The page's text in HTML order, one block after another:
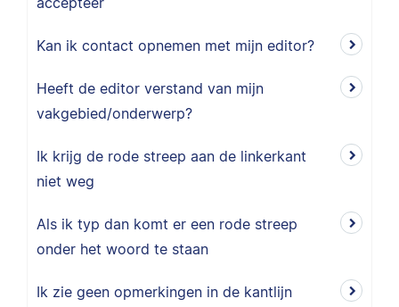
Kan ik contact opnemen met mijn editor?
Heeft de editor verstand van mijn
vakgebied/onderwerp?
Ik krijg de rode streep aan de linkerkant
niet weg
Als ik typ dan komt er een rode streep
onder het woord te staan
Ik zie geen opmerkingen in de kantlijn